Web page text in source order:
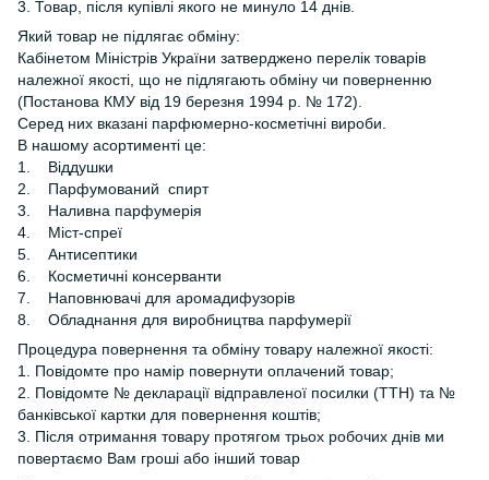
3. Товар, після купівлі якого не минуло 14 днів.
Який товар не підлягає обміну:
Кабінетом Міністрів України затверджено перелік товарів
належної якості, що не підлягають обміну чи поверненню
(Постанова КМУ від 19 березня 1994 р. № 172).
Серед них вказані парфюмерно-косметічні вироби.
В нашому асортименті це:
1. Віддушки
2. Парфумований спирт
3. Наливна парфумерія
4. Міст-спреї
5. Антисептики
6. Косметичні консерванти
7. Наповнювачі для аромадифузорів
8. Обладнання для виробництва парфумерії
Процедура повернення та обміну товару належної якості:
1. Повідомте про намір повернути оплачений товар;
2. Повідомте № декларації відправленої посилки (ТТН) та №
банківської картки для повернення коштів;
3. Після отримання товару протягом трьох робочих днів ми
повертаємо Вам гроші або інший товар